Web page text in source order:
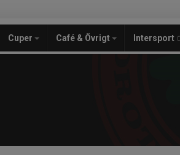
Cuper Café & Övrigt Intersport